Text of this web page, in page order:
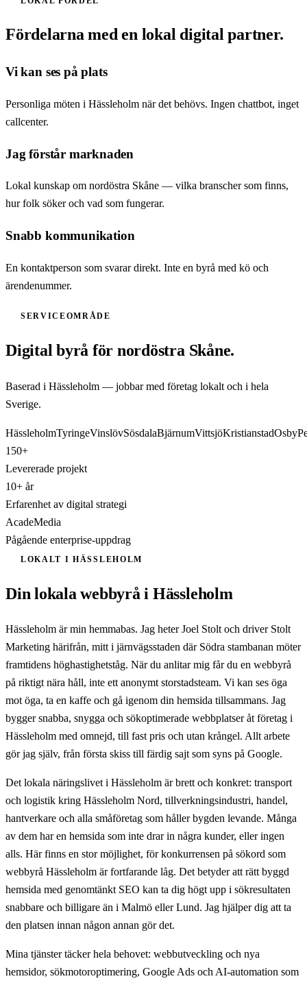
Fördelarna med en lokal digital partner.
Vi kan ses på plats
Personliga möten i Hässleholm när det behövs. Ingen chattbot, inget
callcenter.
Jag förstår marknaden
Lokal kunskap om nordöstra Skåne — vilka branscher som finns,
hur folk söker och vad som fungerar.
Snabb kommunikation
En kontaktperson som svarar direkt. Inte en byrå med kö och
ärendenummer.
SERVICEOMRÅDE
Digital byrå för nordöstra Skåne.
Baserad i Hässleholm — jobbar med företag lokalt och i hela
Sverige.
HässleholmTyringeVinslövSösdalaBjärnumVittsjöKristianstadOsby
150+
Levererade projekt
10+ år
Erfarenhet av digital strategi
AcadeMedia
Pågående enterprise-uppdrag
LOKALT I HÄSSLEHOLM
Din lokala webbyrå i Hässleholm
Hässleholm är min hemmabas. Jag heter Joel Stolt och driver Stolt
Marketing härifrån, mitt i järnvägsstaden där Södra stambanan möter
framtidens höghastighetståg. När du anlitar mig får du en webbyrå
på riktigt nära håll, inte ett anonymt storstadsteam. Vi kan ses öga
mot öga, ta en kaffe och gå igenom din hemsida tillsammans. Jag
bygger snabba, snygga och sökoptimerade webbplatser åt företag i
Hässleholm med omnejd, till fast pris och utan krångel. Allt arbete
gör jag själv, från första skiss till färdig sajt som syns på Google.
Det lokala näringslivet i Hässleholm är brett och konkret: transport
och logistik kring Hässleholm Nord, tillverkningsindustri, handel,
hantverkare och alla småföretag som håller bygden levande. Många
av dem har en hemsida som inte drar in några kunder, eller ingen
alls. Här finns en stor möjlighet, för konkurrensen på sökord som
webbyrå Hässleholm är fortfarande låg. Det betyder att rätt byggd
hemsida med genomtänkt SEO kan ta dig högt upp i sökresultaten
snabbare och billigare än i Malmö eller Lund. Jag hjälper dig att ta
den platsen innan någon annan gör det.
Mina tjänster täcker hela behovet: webbutveckling och nya
hemsidor, sökmotoroptimering, Google Ads och AI-automation som